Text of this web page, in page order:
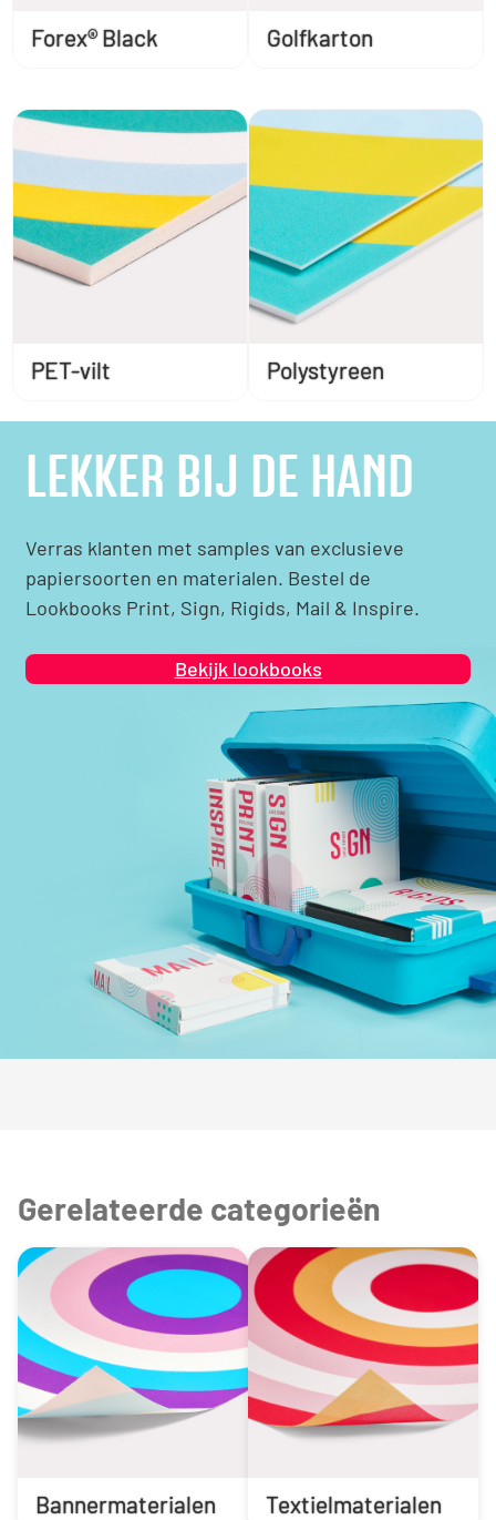
Forex® Black Golfkarton
PET-vilt Polystyreen
LEKKER BIJ DE HAND
Verras klanten met samples van exclusieve
papiersoorten en materialen. Bestel de
Lookbooks Print, Sign, Rigids, Mail & Inspire.
Bekijk lookbooks
Gerelateerde categorieën
Bannermaterialen Textielmaterialen